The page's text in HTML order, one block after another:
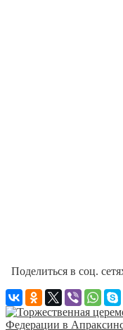
Поделиться в соц.